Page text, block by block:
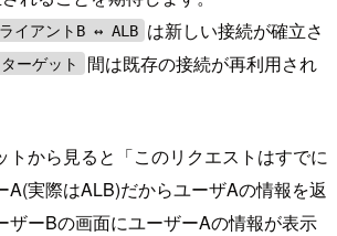
イアントB ↔︎ ALB は新しい接続が確立さ
ーゲット
間は既存の接続が再利用され
トから見ると「このリクエストはすでに
A(実際はALB)だからユーザAの情報を返
ザーBの画面にユーザーAの情報が表示